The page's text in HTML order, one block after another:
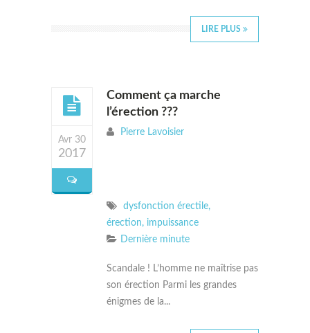
LIRE PLUS
Avr 30
2017
Comment ça marche
l’érection ???
Pierre Lavoisier
dysfonction érectile,
érection, impuissance
Dernière minute
Scandale ! L’homme ne maîtrise pas
son érection Parmi les grandes
énigmes de la...